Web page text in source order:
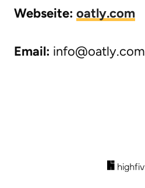
Webseite: oatly.com
Email: info@oatly.com